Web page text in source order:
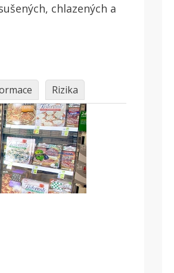
chlazených a
Rizika